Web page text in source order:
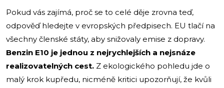
Pokud vás zajímá, proč se to celé děje zrovna teď,
odpověď hledejte v evropských předpisech. EU tlačí na
všechny členské státy, aby snižovaly emise z dopravy.
Benzin E10 je jednou z nejrychlejších a nejsnáze
realizovatelných cest. Z ekologického pohledu jde o
malý krok kupředu, nicméně kritici upozorňují, že kvůli